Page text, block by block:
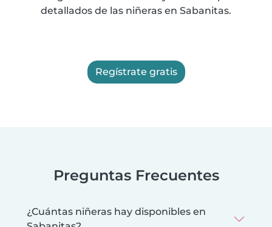
detallados de las niñeras en Sabanitas.
Regístrate gratis
Preguntas Frecuentes
¿Cuántas niñeras hay disponibles en